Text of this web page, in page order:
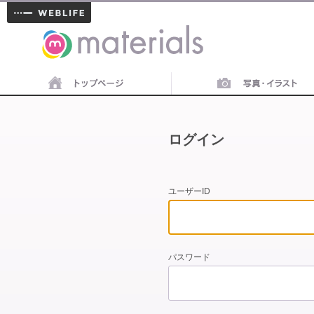
materials
ログイン
ユーザーID
パスワード